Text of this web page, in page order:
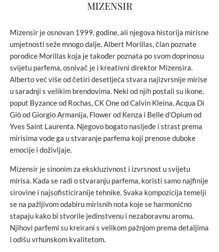
MIZENSIR
Mizensir je osnovan 1999. godine, ali njegova historija mirisne
umjetnosti seže mnogo dalje. Albert Morillas, član poznate
porodice Morillas koja je također poznata po svom doprinosu
svijetu parfema, osnivač je i kreativni direktor Mizensira.
Alberto već više od četiri desetljeća stvara najizvrsnije mirise
u saradnji s velikim brendovima. Neki od njih postali su ikone,
poput Byzance od Rochas, CK One od Calvin Kleina, Acqua Di
Giò od Giorgio Armanija, Flower od Kenza i Belle d’Opium od
Yves Saint Laurenta. Njegovo bogato nasljeđe i strast prema
mirisima vode ga u stvaranje parfema koji prenose duboke
emocije i doživljaje.
Mizensir je sinonim za ekskluzivnost i izvrsnost u svijetu
mirisa. Kada se radi o stvaranju parfema, koristi samo najfinije
sirovine i najsofisticiranije tehnike. Svaka kompozicija temelji
se na pažljivom odabiru mirisnih nota koje se harmonično
stapaju kako bi stvorile jedinstvenu i nezaboravnu aromu.
Njihovi parfemi su kreirani s velikom pažnjom prema detaljima
i odišu vrhunskom kvalitetom.